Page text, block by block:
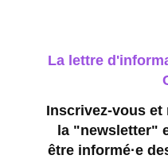
La lettre
Inscrivez-vous et
la "newsletter"
être informé·e